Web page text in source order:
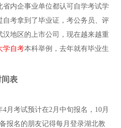
内企事业单位都认可自学考试学
自考拿到了毕业证，考公务员、评
地区的上市公司，现在越来越重
学自考本科举例，去年就有毕业生
表
月考试预计在2月中旬报名，10月
报名的朋友记得每月登录湖北教